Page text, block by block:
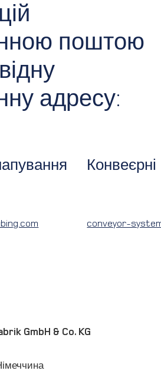
поштою
адресу:
conveyor-
GmbH & Co. KG